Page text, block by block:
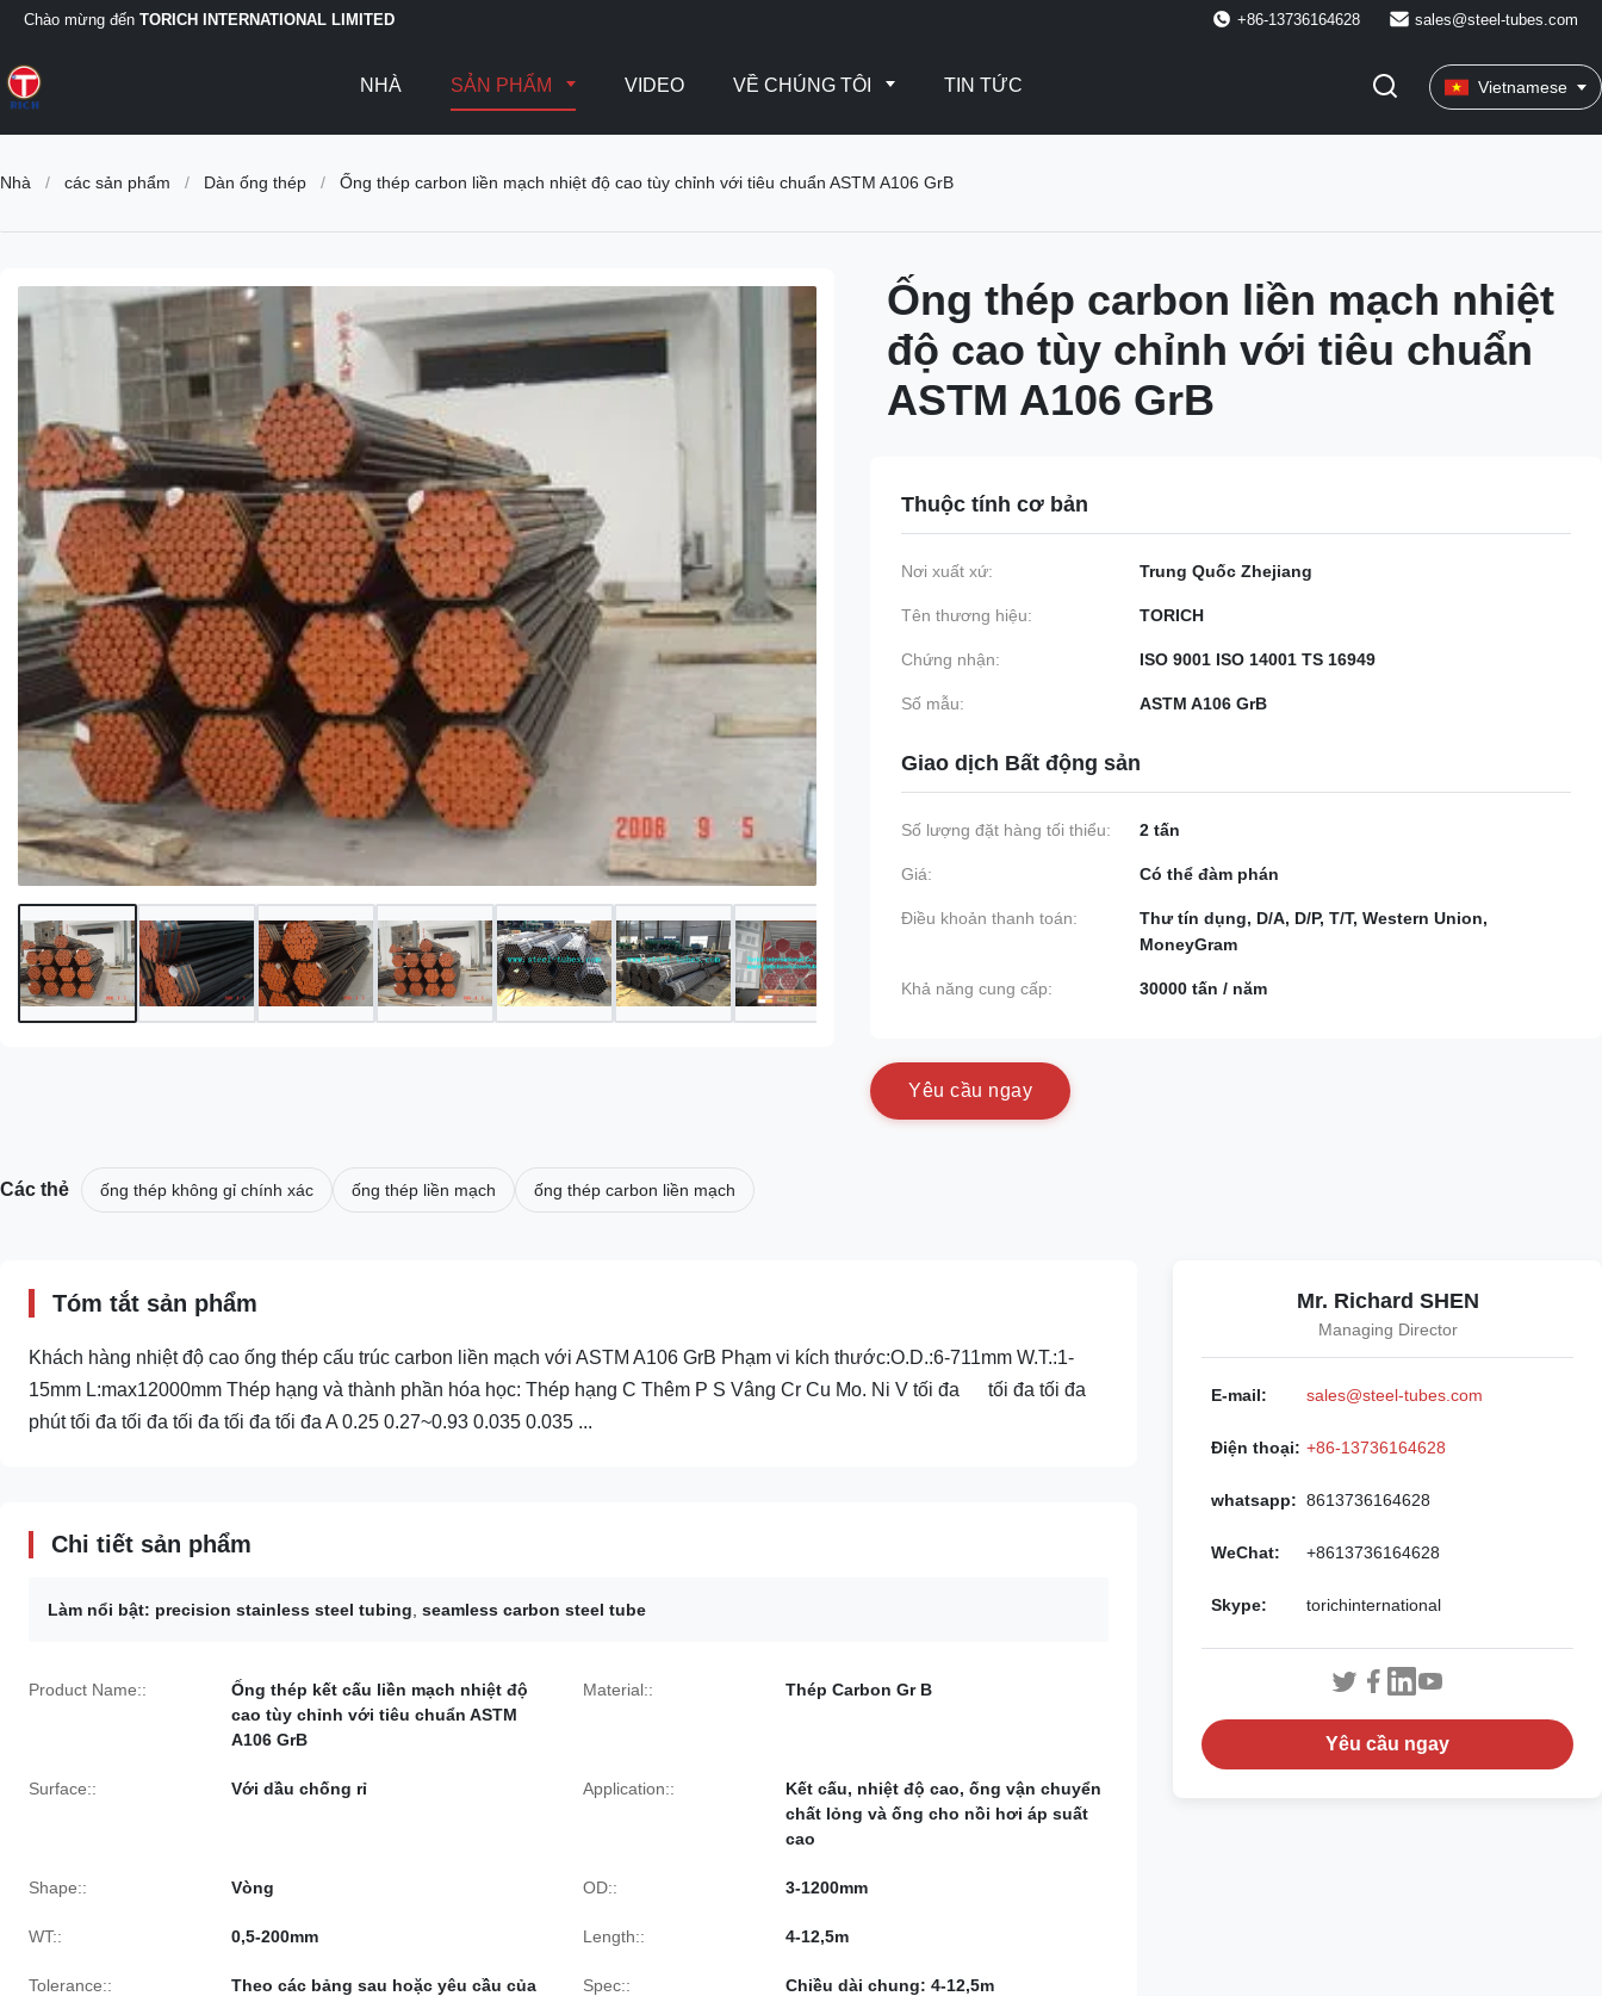
Chào mừng đến TORICH INTERNATIONAL LIMITED +86-13736164628 sales@steel-tubes.com
NHÀ SẢN PHẨM VIDEO VỀ CHÚNG TÔI TIN TỨC Vietnamese
Nhà / các sản phẩm / Dàn ống thép / Ống thép carbon liền mạch nhiệt độ cao tùy chỉnh với tiêu chuẩn ASTM A106 GrB
Ống thép carbon liền mạch nhiệt
độ cao tùy chỉnh với tiêu chuẩn
ASTM A106 GrB
Thuộc tính cơ bản
Nơi xuất xứ: Trung Quốc Zhejiang
Tên thương hiệu: TORICH
Chứng nhận: ISO 9001 ISO 14001 TS 16949
Số mẫu: ASTM A106 GrB
Giao dịch Bất động sản
Số lượng đặt hàng tối thiểu: 2 tấn
Giá: Có thể đàm phán
Điều khoản thanh toán:
Thư tín dụng, D/A, D/P, T/T, Western Union,
MoneyGram
Khả năng cung cấp: 30000 tấn / năm
Yêu cầu ngay
Các thẻ ống thép không gỉ chính xác ống thép liền mạch ống thép carbon liền mạch
Tóm tắt sản phẩm
Khách hàng nhiệt độ cao ống thép cấu trúc carbon liền mạch với ASTM A106 GrB Phạm vi kích thước:O.D.:6-711mm W.T.:1-
15mm L:max12000mm Thép hạng và thành phần hóa học: Thép hạng C Thêm P S Vâng Cr Cu Mo. Ni V tối đa tối đa tối đa
phút tối đa tối đa tối đa tối đa tối đa A 0.25 0.27~0.93 0.035 0.035 ...
Chi tiết sản phẩm
Làm nổi bật: precision stainless steel tubing seamless carbon steel tube
Product Name::
Ống thép kết cấu liền mạch nhiệt độ
cao tùy chỉnh với tiêu chuẩn ASTM
A106 GrB
Material:: Thép Carbon Gr B
Surface:: Với dầu chống rỉ Application::
Kết cấu, nhiệt độ cao, ống vận chuyển
chất lỏng và ống cho nồi hơi áp suất
cao
Shape:: Vòng OD:: 3-1200mm
WT:: 0,5-200mm Length:: 4-12,5m
Tolerance::
Theo các bảng sau hoặc yêu cầu của
Spec:: Chiều dài chung: 4-12,5m
Mr. Richard SHEN
Managing Director
E-mail: sales@steel-tubes.com
Điện thoại: +86-13736164628
whatsapp: 8613736164628
WeChat: +8613736164628
Skype: torichinternational
Yêu cầu ngay